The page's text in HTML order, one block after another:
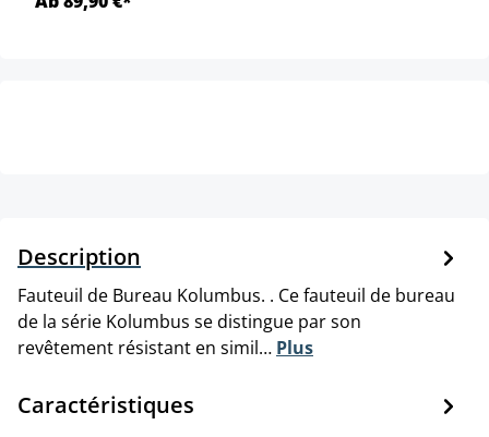
Description
Fauteuil de Bureau Kolumbus. . Ce fauteuil de bureau
de la série Kolumbus se distingue par son
revêtement résistant en simil… Plus
Caractéristiques